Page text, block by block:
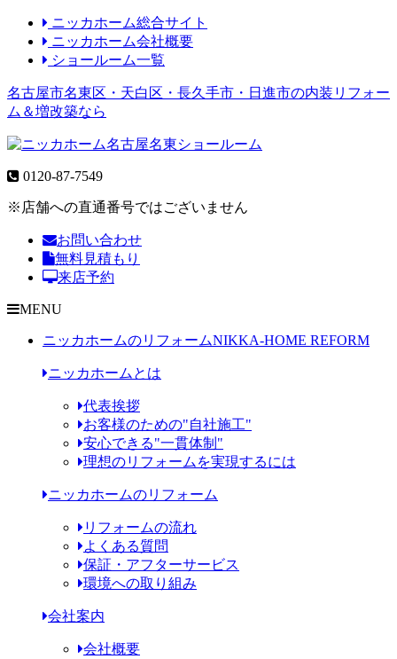
ニッカホーム総合サイト
ニッカホーム会社概要
ショールーム一覧
名古屋市名東区・天白区・長久手市・日進市の内装リフォー
ム＆増改築なら
0120-87-7549
※店舗への直通番号ではございません
お問い合わせ
無料見積もり
来店予約
MENU
ニッカホームのリフォームNIKKA-HOME REFORM
ニッカホームとは
代表挨拶
お客様のための"自社施工"
安心できる"一貫体制"
理想のリフォームを実現するには
ニッカホームのリフォーム
リフォームの流れ
よくある質問
保証・アフターサービス
環境への取り組み
会社案内
会社概要